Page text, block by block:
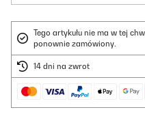
Tego artykułu nie ma w tej
ponownie zamówiony.
14 dni na zwrot